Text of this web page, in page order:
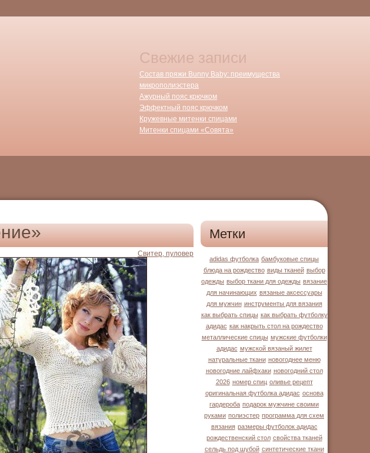
Свежие записи
Состав пряжи Bunny Baby: преимущества
микрополиэстера
Ажурный пояс крючком
Эффектный пояс крючком
Кружевные митенки спицами
Митенки спицами «Совята»
Свитер, пуловер
Метки
adidas футболка бамбуковые спицы
блюда на рождество виды тканей выбор
одежды выбор ткани для одежды вязание
для начинающих вязаные аксессуары
для мужчин инструменты для вязания
как выбрать спицы как выбрать футболку
адидас как накрыть стол на рождество
металлические спицы мужские футболки
адидас мужской вязаный жилет
натуральные ткани новогоднее меню
новогодние лайфхаки новогодний стол
2026 номер спиц оливье рецепт
оригинальная футболка адидас основа
гардероба подарок мужчине своими
руками полиэстер программа для схем
вязания размеры футболок адидас
рождественский стол свойства тканей
сельдь под шубой синтетические ткани